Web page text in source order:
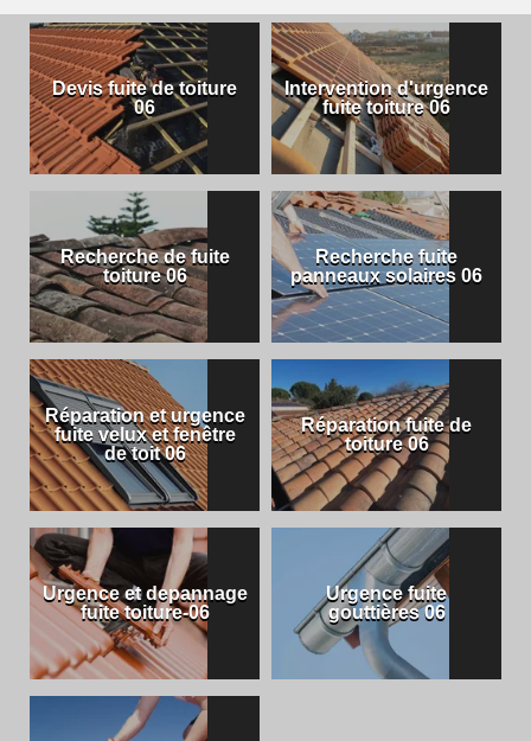
Devis fuite de toiture
06
Intervention d'urgence
fuite toiture 06
Recherche de fuite
toiture 06
Recherche fuite
panneaux solaires 06
Réparation et urgence
fuite velux et fenêtre
de toit 06
Réparation fuite de
toiture 06
Urgence et depannage
fuite toiture-06
Urgence fuite
gouttières 06